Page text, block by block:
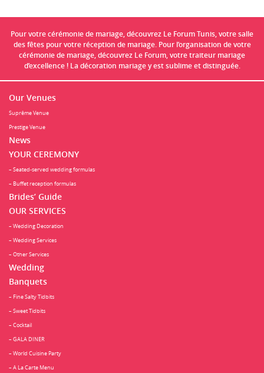
Pour votre cérémonie de mariage, découvrez Le Forum Tunis, votre salle
des fêtes pour votre réception de mariage. Pour l’organisation de votre
cérémonie de mariage, découvrez Le Forum, votre traiteur mariage
d’excellence ! La décoration mariage y est sublime et distinguée.
Our Venues
Suprême Venue
Prestige Venue
News
YOUR CEREMONY
– Seated-served wedding formulas
– Buffet reception formulas
Brides’ Guide
OUR SERVICES
– Wedding Decoration
– Wedding Services
– Other Services
Wedding
Banquets
– Fine Salty Tidbits
– Sweet Tidbits
– Cocktail
– GALA DINER
– World Cuisine Party
– A La Carte Menu